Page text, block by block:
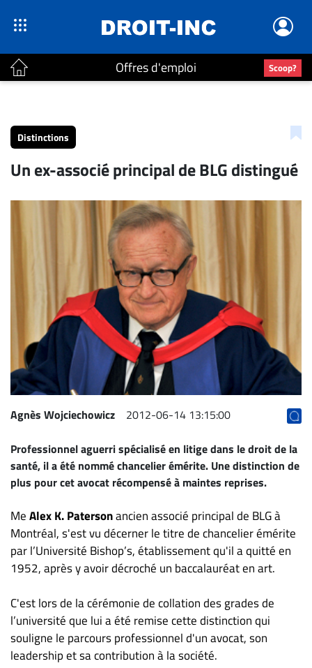
Offres d'emploi Scoop?
Accueil
Continu
Carrière
Archives
CARRIÈRE
ET
EMPLOIS
ET
JURISTES
d'emploi
Formation
Continue
Métiers
Scoop?
CABINETS
ET
ENTREPRISES
Distinctions
Un ex-associé principal de BLG distingué
Agnès Wojciechowicz 2012-06-14 13:15:00
Professionnel aguerri spécialisé en litige dans le droit de la
santé, il a été nommé chancelier émérite. Une distinction de
plus pour cet avocat récompensé à maintes reprises.
MeAlex K. Patersonancien associé principal de BLG à
Montréal, s'est vu décerner le titre de chancelier émérite
par l’Université Bishop’s, établissement qu'il a quitté en
1952, après y avoir décroché un baccalauréat en art.
C'est lors de la cérémonie de collation des grades de
l’université que lui a été remise cette distinction qui
souligne le parcours professionnel d'un avocat, son
leadership et sa contribution à la société.